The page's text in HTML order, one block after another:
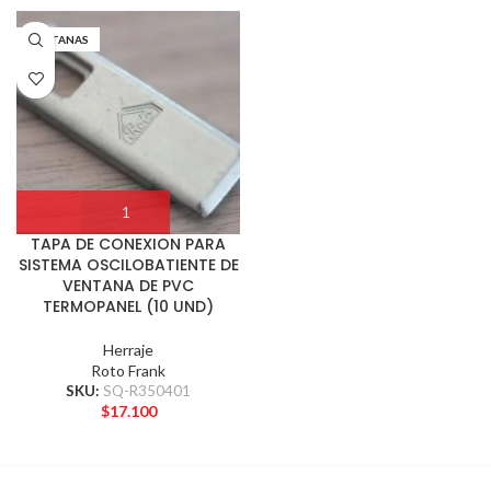
VENTANAS
TAPA DE CONEXION PARA
SISTEMA OSCILOBATIENTE DE
VENTANA DE PVC
TERMOPANEL (10 UND)
Herraje
Roto Frank
SKU: SQ-R350401
$17.100